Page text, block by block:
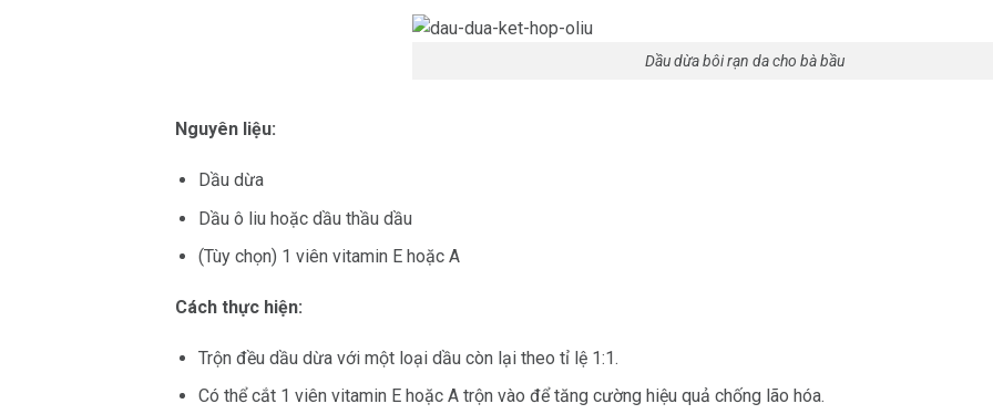
Dầu dừa bôi rạn da cho bà bầu
Nguyên liệu:
Dầu dừa
Dầu ô liu hoặc dầu thầu dầu
(Tùy chọn) 1 viên vitamin E hoặc A
Cách thực hiện:
Trộn đều dầu dừa với một loại dầu còn lại theo tỉ lệ 1:1.
Có thể cắt 1 viên vitamin E hoặc A trộn vào để tăng cường hiệu quả chống lão hóa.